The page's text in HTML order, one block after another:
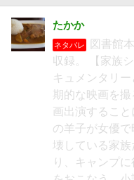
たかか
ネタバレ
図書館
収録。 【家族
キュメンタリ
期的な映画を
画出演するこ
の羊子が女優
壊している家族
り、キャンプ